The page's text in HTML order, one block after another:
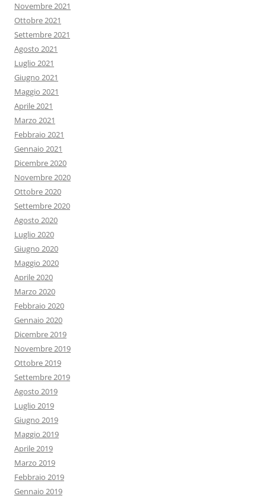
Novembre 2021
Ottobre 2021
Settembre 2021
Agosto 2021
Luglio 2021
Giugno 2021
Maggio 2021
Aprile 2021
Marzo 2021
Febbraio 2021
Gennaio 2021
Dicembre 2020
Novembre 2020
Ottobre 2020
Settembre 2020
Agosto 2020
Luglio 2020
Giugno 2020
Maggio 2020
Aprile 2020
Marzo 2020
Febbraio 2020
Gennaio 2020
Dicembre 2019
Novembre 2019
Ottobre 2019
Settembre 2019
Agosto 2019
Luglio 2019
Giugno 2019
Maggio 2019
Aprile 2019
Marzo 2019
Febbraio 2019
Gennaio 2019